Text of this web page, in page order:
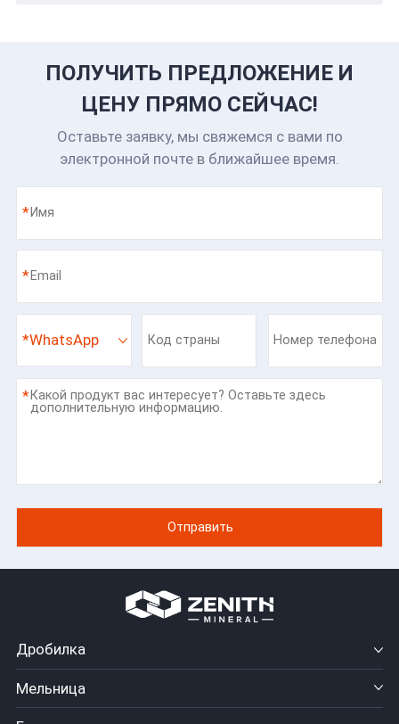
ПОЛУЧИТЬ ПРЕДЛОЖЕНИЕ И
ЦЕНУ ПРЯМО СЕЙЧАС!
Оставьте заявку, мы свяжемся с вами по
электронной почте в ближайшее время.
*
*
*WhatsApp
*
Дробилка
Мельница